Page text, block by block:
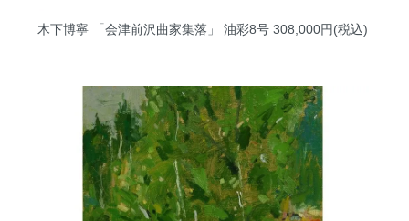
木下博寧 「会津前沢曲家集落」 油彩8号308,000円(税込)